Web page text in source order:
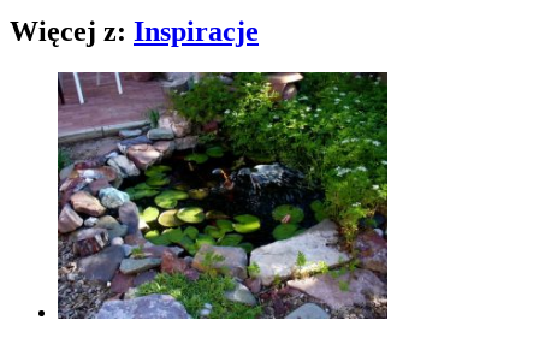
Więcej z: Inspiracje